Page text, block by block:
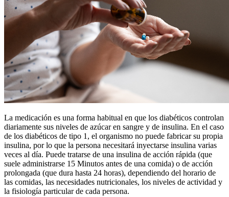
La medicación es una forma habitual en que los diabéticos controlan
diariamente sus niveles de azúcar en sangre y de insulina. En el caso
de los diabéticos de tipo 1, el organismo no puede fabricar su propia
insulina, por lo que la persona necesitará inyectarse insulina varias
veces al día. Puede tratarse de una insulina de acción rápida (que
suele administrarse 15 Minutos antes de una comida) o de acción
prolongada (que dura hasta 24 horas), dependiendo del horario de
las comidas, las necesidades nutricionales, los niveles de actividad y
la fisiología particular de cada persona.